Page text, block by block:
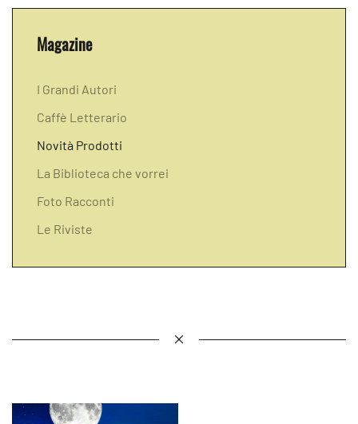
Magazine
I Grandi Autori
Caffè Letterario
Novità Prodotti
La Biblioteca che vorrei
Foto Racconti
Le Riviste